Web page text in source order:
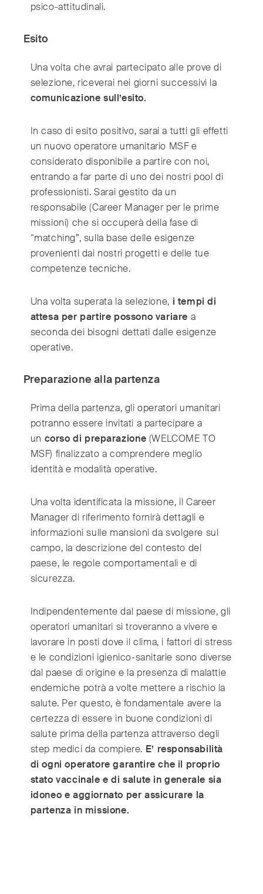
psico-attitudinali.
Esito
Una volta che avrai partecipato alle prove di
selezione, riceverai nei giorni successivi la
comunicazione sull’esito.
In caso di esito positivo, sarai a tutti gli effetti
un nuovo operatore umanitario MSF e
considerato disponibile a partire con noi,
entrando a far parte di uno dei nostri pool di
professionisti. Sarai gestito da un
responsabile (Career Manager per le prime
missioni) che si occuperà della fase di
“matching”, sulla base delle esigenze
provenienti dai nostri progetti e delle tue
competenze tecniche.
Una volta superata la selezione, i tempi di
attesa per partire possono variare a
seconda dei bisogni dettati dalle esigenze
operative.
Preparazione alla partenza
Prima della partenza, gli operatori umanitari
potranno essere invitati a partecipare a
un corso di preparazione (WELCOME TO
MSF) finalizzato a comprendere meglio
identità e modalità operative.
Una volta identificata la missione, il Career
Manager di riferimento fornirà dettagli e
informazioni sulle mansioni da svolgere sul
campo, la descrizione del contesto del
paese, le regole comportamentali e di
sicurezza.
Indipendentemente dal paese di missione, gli
operatori umanitari si troveranno a vivere e
lavorare in posti dove il clima, i fattori di stress
e le condizioni igienico-sanitarie sono diverse
dal paese di origine e la presenza di malattie
endemiche potrà a volte mettere a rischio la
salute. Per questo, è fondamentale avere la
certezza di essere in buone condizioni di
salute prima della partenza attraverso degli
step medici da compiere. E’ responsabilità
di ogni operatore garantire che il proprio
stato vaccinale e di salute in generale sia
idoneo e aggiornato per assicurare la
partenza in missione.